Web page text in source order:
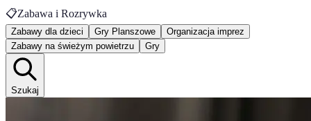
📋Zabawa i Rozrywka
Zabawy dla dzieci Gry Planszowe
Organizacja imprez
Zabawy na świeżym powietrzu
Gry
Szukaj